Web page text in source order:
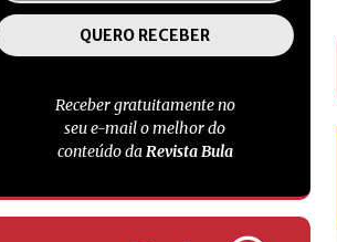
Receber gratuitamente no
seu e-mail o melhor do
conteúdo daRevista Bula